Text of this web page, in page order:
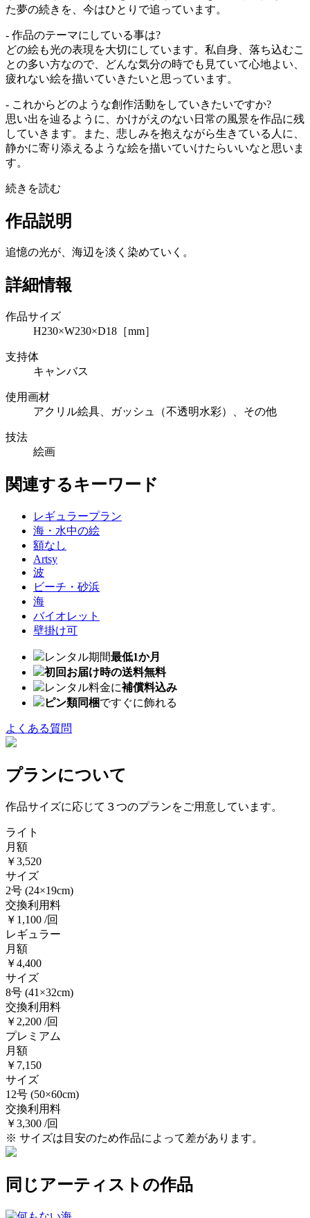
た夢の続きを、今はひとりで追っています。
- 作品のテーマにしている事は?
どの絵も光の表現を大切にしています。私自身、落ち込むこ
との多い方なので、どんな気分の時でも見ていて心地よい、
疲れない絵を描いていきたいと思っています。
- これからどのような創作活動をしていきたいですか?
思い出を辿るように、かけがえのない日常の風景を作品に残
していきます。また、悲しみを抱えながら生きている人に、
静かに寄り添えるような絵を描いていけたらいいなと思いま
す。
続きを読む
作品説明
追憶の光が、海辺を淡く染めていく。
詳細情報
作品サイズ
H230×W230×D18［mm］
支持体
キャンバス
使用画材
アクリル絵具、ガッシュ（不透明水彩）、その他
技法
絵画
関連するキーワード
レギュラープラン
海・水中の絵
額なし
Artsy
波
ビーチ・砂浜
海
バイオレット
壁掛け可
レンタル期間最低1か月
初回お届け時の送料無料
レンタル料金に補償料込み
ピン類同梱ですぐに飾れる
よくある質問
プランについて
作品サイズに応じて３つのプランをご用意しています。
ライト
月額
￥3,520
サイズ
2号 (24×19cm)
交換利用料
￥1,100 /回
レギュラー
月額
￥4,400
サイズ
8号 (41×32cm)
交換利用料
￥2,200 /回
プレミアム
月額
￥7,150
サイズ
12号 (50×60cm)
交換利用料
￥3,300 /回
※ サイズは目安のため作品によって差があります。
同じアーティストの作品